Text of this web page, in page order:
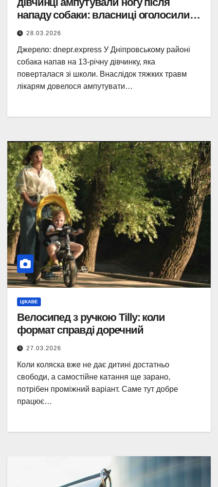
нападу собаки: власниці оголосили
підозру
28.03.2026
Джерело: dnepr.express У Дніпровському районі
собака напав на 13-річну дівчинку, яка
поверталася зі школи. Внаслідок тяжких травм
лікарям довелося ампутувати…
ЦІКАВЕ
Велосипед з ручкою Tilly: коли
формат справді доречний
27.03.2026
Коли коляска вже не дає дитині достатньо
свободи, а самостійне катання ще зарано,
потрібен проміжний варіант. Саме тут добре
працює…